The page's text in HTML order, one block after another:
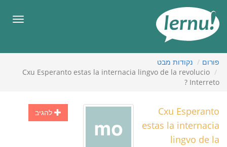
העניינים
פורום
נקודות מבט
Cxu Esperanto estas la internacia lingvo de la revolucio
Interreto ?
להגיב
Cxu Esperanto
estas la internacia
lingvo de la